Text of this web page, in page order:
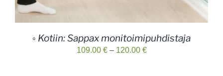
◦ Kotiin: Sappax monitoimipuhdistaja
109.00 € – 120.00 €Hintaluokka: